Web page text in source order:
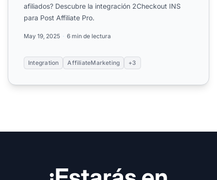
afiliados? Descubre la integración 2Checkout INS
para Post Affiliate Pro.
May 19, 2025 6 min de lectura
Integration AffiliateMarketing +3